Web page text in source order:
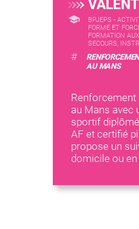
BPJEPS -
FORME ET
FORMATION
SECOURS,
#
AU MANS
au Mans avec
sportif
AF et certifié
propose un
domicile ou en